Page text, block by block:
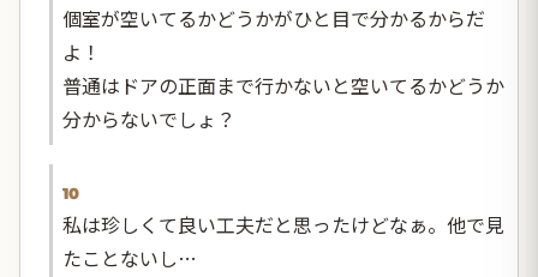
個室が空いてるかどうかがひと目で分かるからだ
よ！
普通はドアの正面まで行かないと空いてるかどうか
分からないでしょ？
10
私は珍しくて良い工夫だと思ったけどなぁ。他で見
たことないし…